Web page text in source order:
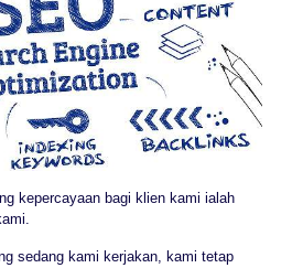
kepercayaan bagi klien kami ialah
sedang kami kerjakan, kami tetap